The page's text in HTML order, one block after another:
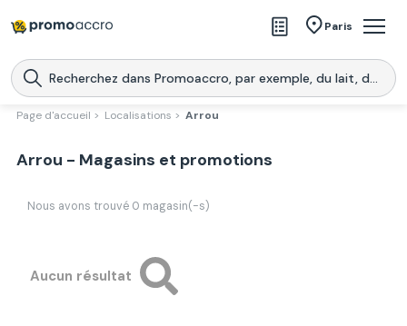
Paris
Magasins
Produits
Promoaccro
Page d'accueil > Localisations > Arrou
Arrou - Magasins et promotions
Nous avons trouvé 0 magasin(-s)
Aucun résultat